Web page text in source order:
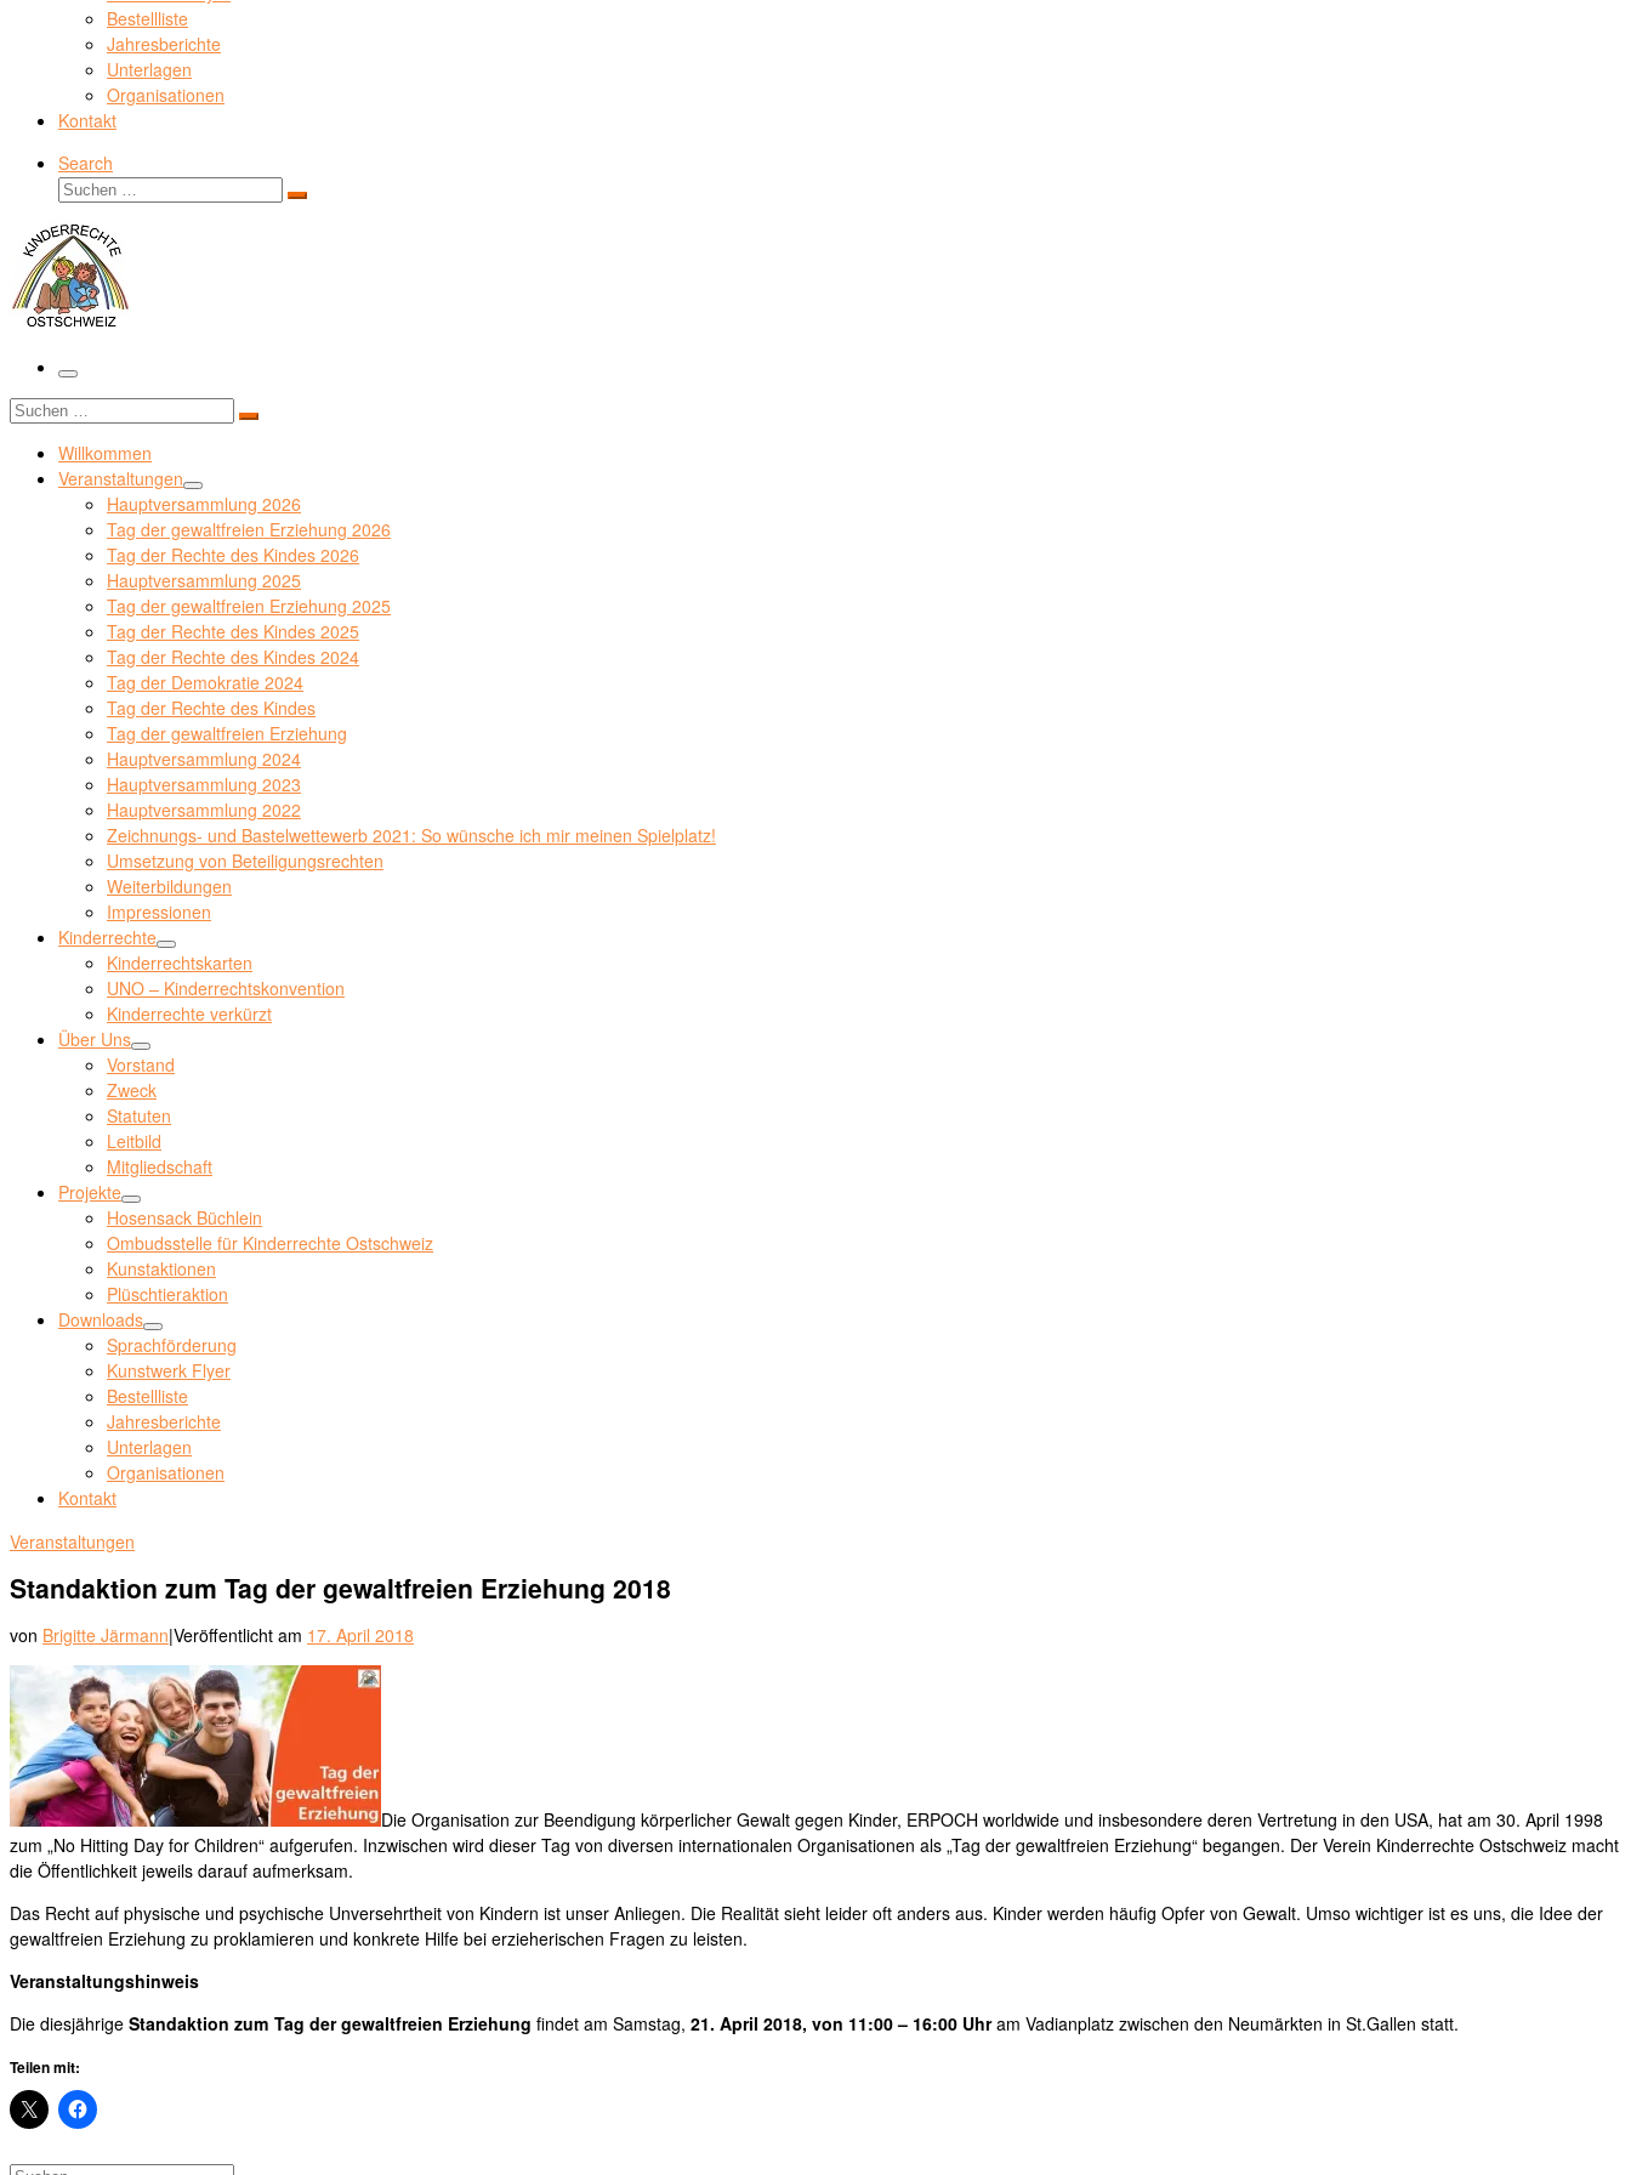
Bestellliste
Jahresberichte
Unterlagen
Organisationen
Kontakt
Search
Suche
Suchen …
Menü
Suche
Suchen …
Willkommen
Veranstaltungen
Hauptversammlung 2026
Tag der gewaltfreien Erziehung 2026
Tag der Rechte des Kindes 2026
Hauptversammlung 2025
Tag der gewaltfreien Erziehung 2025
Tag der Rechte des Kindes 2025
Tag der Rechte des Kindes 2024
Tag der Demokratie 2024
Tag der Rechte des Kindes
Tag der gewaltfreien Erziehung
Hauptversammlung 2024
Hauptversammlung 2023
Hauptversammlung 2022
Zeichnungs- und Bastelwettewerb 2021: So wünsche ich mir meinen Spielplatz!
Umsetzung von Beteiligungsrechten
Weiterbildungen
Impressionen
Kinderrechte
Kinderrechtskarten
UNO – Kinderrechtskonvention
Kinderrechte verkürzt
Über Uns
Vorstand
Zweck
Statuten
Leitbild
Mitgliedschaft
Projekte
Hosensack Büchlein
Ombudsstelle für Kinderrechte Ostschweiz
Kunstaktionen
Plüschtieraktion
Downloads
Sprachförderung
Kunstwerk Flyer
Bestellliste
Jahresberichte
Unterlagen
Organisationen
Kontakt
Veranstaltungen
Standaktion zum Tag der gewaltfreien Erziehung 2018
von Brigitte Järmann|Veröffentlicht am 17. April 2018
Die Organisation zur Beendigung körperlicher Gewalt gegen Kinder, ERPOCH worldwide und insbesondere deren Vertretung in den USA, hat am 30. April 1998
zum „No Hitting Day for Children“ aufgerufen. Inzwischen wird dieser Tag von diversen internationalen Organisationen als „Tag der gewaltfreien Erziehung“ begangen. Der Verein Kinderrechte Ostschweiz macht
die Öffentlichkeit jeweils darauf aufmerksam.
Das Recht auf physische und psychische Unversehrtheit von Kindern ist unser Anliegen. Die Realität sieht leider oft anders aus. Kinder werden häufig Opfer von Gewalt. Umso wichtiger ist es uns, die Idee der
gewaltfreien Erziehung zu proklamieren und konkrete Hilfe bei erzieherischen Fragen zu leisten.
Veranstaltungshinweis
Die diesjährige Standaktion zum Tag der gewaltfreien Erziehung findet am Samstag, 21. April 2018, von 11:00 – 16:00 Uhr am Vadianplatz zwischen den Neumärkten in St.Gallen statt.
Teilen mit: